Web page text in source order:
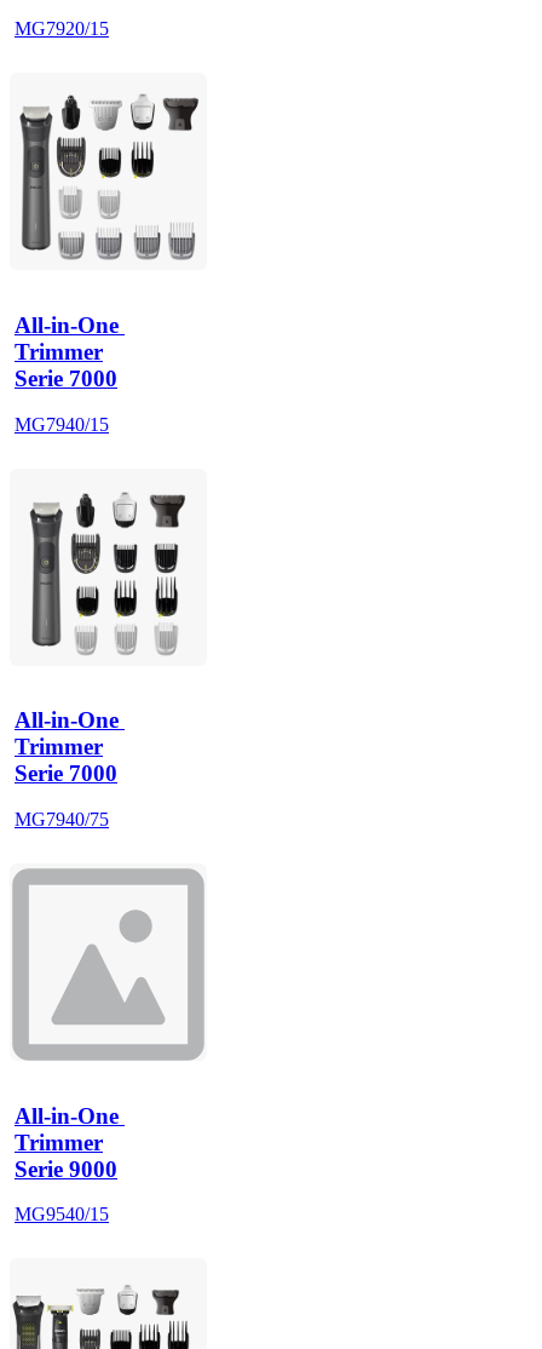
MG7920/15
All-in-One
Trimmer
Serie 7000
MG7940/15
All-in-One
Trimmer
Serie 7000
MG7940/75
All-in-One
Trimmer
Serie 9000
MG9540/15